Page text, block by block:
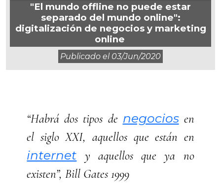
"El mundo offline no puede estar
separado del mundo online":
digitalización de negocios y marketing
online
Publicado el 03/jun/2020
“Habrá dos tipos de negociosen
el siglo XXI, aquellos que están en
internet y aquellos que ya no
existen”, Bill Gates 1999